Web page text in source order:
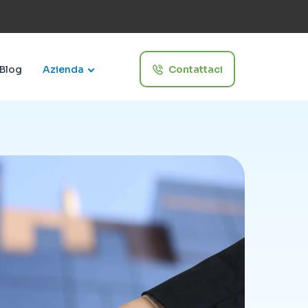
Blog Azienda Contattaci